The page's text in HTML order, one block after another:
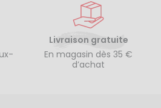
Livraison gratuite
En magasin dès 35 €
d’achat